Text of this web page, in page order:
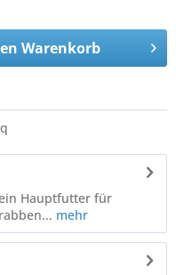
Warenkorb
Hauptfutter für
mehr